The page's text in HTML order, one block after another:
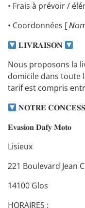
• Frais à prévoir /
• Coordonnées [
𝐋𝐈𝐕𝐑𝐀𝐈𝐒𝐎𝐍
Nous proposons la
domicile dans toute
tarif est compris
𝐍𝐎𝐓𝐑𝐄
𝐄𝐯𝐚𝐬𝐢𝐨𝐧 𝐃𝐚𝐟𝐲 𝐌𝐨𝐭𝐨
Lisieux
221 Boulevard Jean
14100 Glos
HORAIRES :